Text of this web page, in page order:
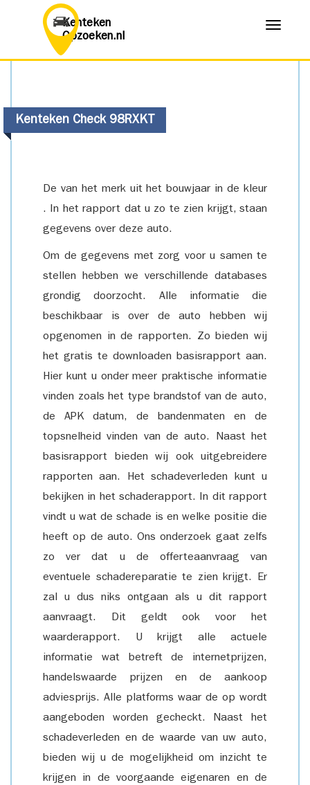
Kenteken
Opzoeken.nl
Menu
Kenteken Check 98RXKT
De van het merk uit het bouwjaar in de kleur
. In het rapport dat u zo te zien krijgt, staan
gegevens over deze auto.
Om de gegevens met zorg voor u samen te
stellen hebben we verschillende databases
grondig doorzocht. Alle informatie die
beschikbaar is over de auto hebben wij
opgenomen in de rapporten. Zo bieden wij
het gratis te downloaden basisrapport aan.
Hier kunt u onder meer praktische informatie
vinden zoals het type brandstof van de auto,
de APK datum, de bandenmaten en de
topsnelheid vinden van de auto. Naast het
basisrapport bieden wij ook uitgebreidere
rapporten aan. Het schadeverleden kunt u
bekijken in het schaderapport. In dit rapport
vindt u wat de schade is en welke positie die
heeft op de auto. Ons onderzoek gaat zelfs
zo ver dat u de offerteaanvraag van
eventuele schadereparatie te zien krijgt. Er
zal u dus niks ontgaan als u dit rapport
aanvraagt. Dit geldt ook voor het
waarderapport. U krijgt alle actuele
informatie wat betreft de internetprijzen,
handelswaarde prijzen en de aankoop
adviesprijs. Alle platforms waar de op wordt
aangeboden worden gecheckt. Naast het
schadeverleden en de waarde van uw auto,
bieden wij u de mogelijkheid om inzicht te
krijgen in de voorgaande eigenaren en de